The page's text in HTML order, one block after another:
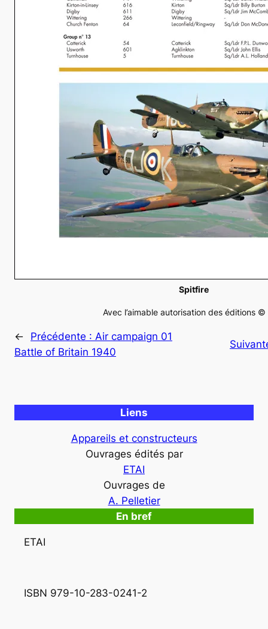
Spitfire
Avec l’aimable autorisation des éditions ©
← Précédente : Air campaign 01
Battle of Britain 1940
Liens
Appareils et constructeurs
Ouvrages édités par
ETAI
Ouvrages de
A. Pelletier
En bref
ETAI
ISBN 979-10-283-0241-2